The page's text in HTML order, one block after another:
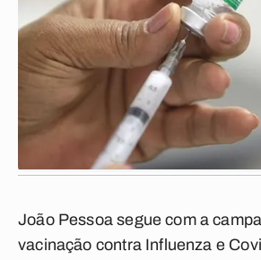
João Pessoa segue com a
vacinação contra Influenza e